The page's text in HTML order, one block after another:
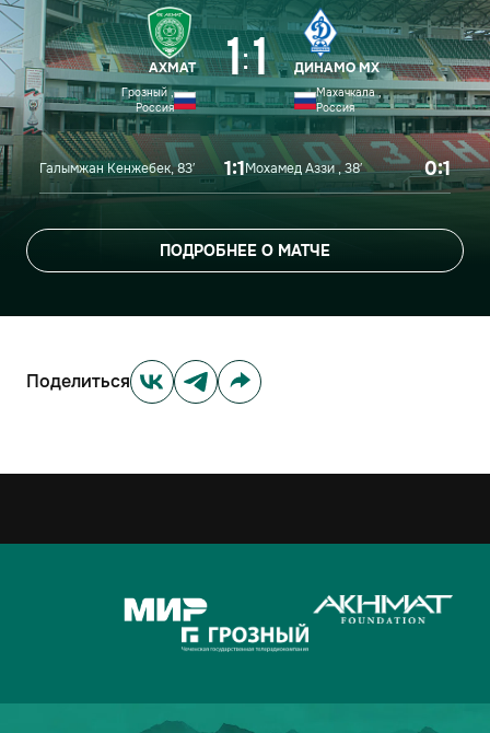
АХМАТ
Грозный ,
Россия
1:1 ДИНАМО МХ
Махачкала ,
Россия
Галымжан Кенжебек, 83′ 1:1Мохамед Аззи , 38′ 0:1
ПОДРОБНЕЕ О МАТЧЕ
Поделиться